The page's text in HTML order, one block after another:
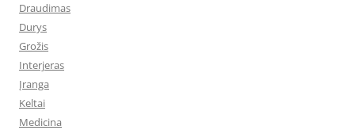
Draudimas
Durys
Grožis
Interjeras
Įranga
Keltai
Medicina